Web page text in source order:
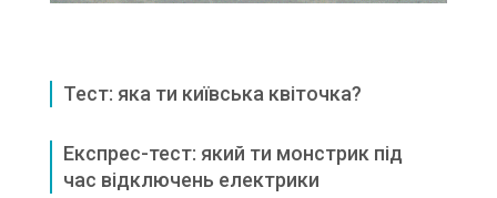
Тест: яка ти київська квіточка?
Експрес-тест: який ти монстрик під
час відключень електрики